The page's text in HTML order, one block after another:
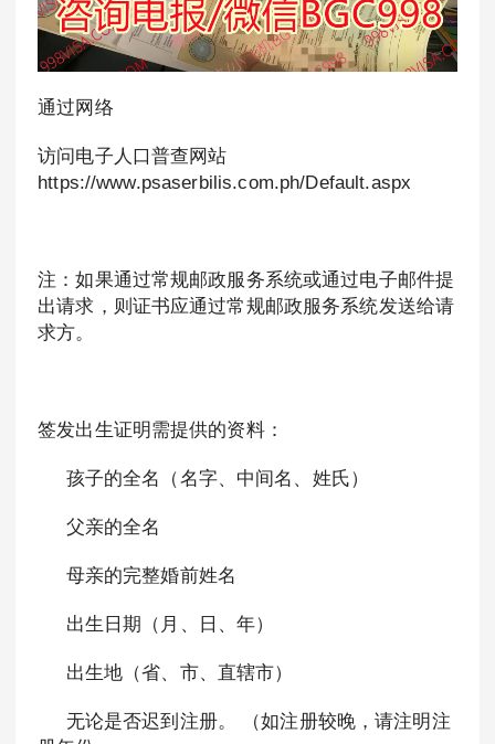
通过网络
访问电子人口普查网站
https://www.psaserbilis.com.ph/Default.aspx
注：如果通过常规邮政服务系统或通过电子邮件提
出请求，则证书应通过常规邮政服务系统发送给请
求方。
签发出生证明需提供的资料：
孩子的全名（名字、中间名、姓氏）
父亲的全名
母亲的完整婚前姓名
出生日期（月、日、年）
出生地（省、市、直辖市）
无论是否迟到注册。 （如注册较晚，请注明注